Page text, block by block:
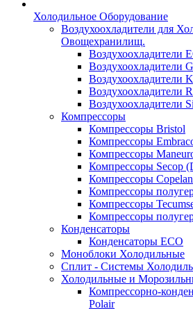
Холодильное Оборудование
Воздухоохладители для
Овощехранилищ.
Воздухоохладители
Воздухоохладители
Воздухоохладители
Воздухоохладители
Воздухоохладители
Компрессоры
Компрессоры Bristol
Компрессоры
Компрессоры
Компрессоры Secop
Компрессоры
Компрессоры
Компрессоры
Компрессоры
Конденсаторы
Конденсаторы ECO
Моноблоки Холодильные
Сплит - Системы
Холодильные и
Компрессорно-
Polair